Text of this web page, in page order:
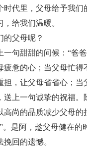
代里，父母给予我们
给我们温暖。
的父母呢？
句甜甜的问候：“爸
惫的心；当父母忙
，让父母省省心；
上一句诚挚的祝福
尚的品质减少父母的
是阿，趁父母健在
回的遗憾。